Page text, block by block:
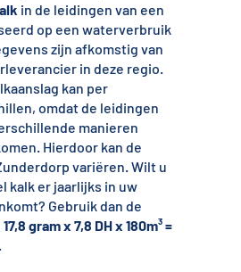
in de leidingen van een
op een waterverbruik
zijn afkomstig van
in deze regio.
kan per
omdat de leidingen
manieren
Hierdoor kan de
variëren. Wilt u
kalk er jaarlijks in uw
Gebruik dan de
17,8 gram x 7,8 DH x 180m³ =